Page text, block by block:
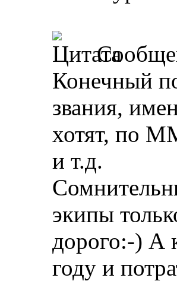
Конечный
звания,
хотят, по
и т.д.
экипы
дорого:-) А
году и